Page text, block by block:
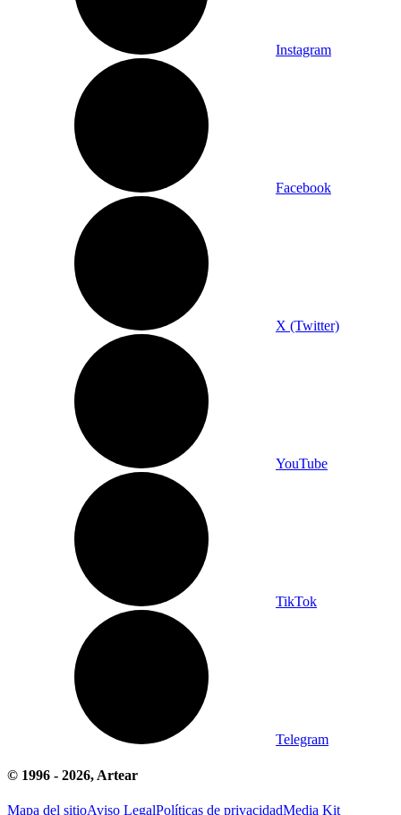
Instagram
Facebook
X (Twitter)
YouTube
TikTok
Telegram
© 1996 - 2026, Artear
Mapa del sitioAviso LegalPolíticas de privacidadMedia Kit